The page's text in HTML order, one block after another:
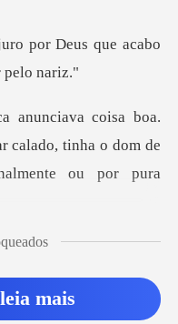
ro por Deus que acabo
calado, tinha o dom de
mais